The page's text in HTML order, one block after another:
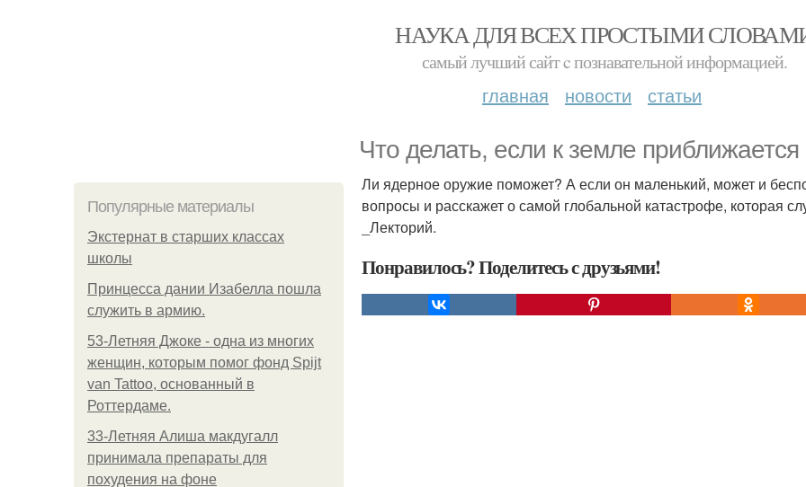
НАУКА ДЛЯ ВСЕХ ПРОСТЫМИ
самый лучший сайт c познавательной информацией.
главная новости статьи
Что делать, если к земле
Популярные материалы
Экстернат в старших классах
школы
Принцесса дании Изабелла пошла
служить в армию.
53-Летняя Джоке - одна из многих
женщин, которым помог фонд Spijt
van Tattoo, основанный в
Роттердаме.
33-Летняя Алиша макдугалл
принимала препараты для
похудения на фоне
Ли ядерное оружие поможет? А если он маленький, может и
вопросы и расскажет о самой глобальной катастрофе, которая
_Лекторий.
Понравилось? Поделитесь с друзьями!